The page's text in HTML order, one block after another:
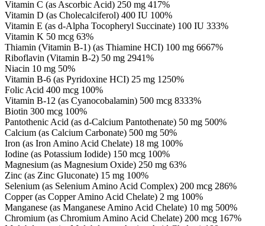
Vitamin C (as Ascorbic Acid) 250 mg 417%
Vitamin D (as Cholecalciferol) 400 IU 100%
Vitamin E (as d-Alpha Tocopheryl Succinate) 100 IU 333%
Vitamin K 50 mcg 63%
Thiamin (Vitamin B-1) (as Thiamine HCI) 100 mg 6667%
Riboflavin (Vitamin B-2) 50 mg 2941%
Niacin 10 mg 50%
Vitamin B-6 (as Pyridoxine HCI) 25 mg 1250%
Folic Acid 400 mcg 100%
Vitamin B-12 (as Cyanocobalamin) 500 mcg 8333%
Biotin 300 mcg 100%
Pantothenic Acid (as d-Calcium Pantothenate) 50 mg 500%
Calcium (as Calcium Carbonate) 500 mg 50%
Iron (as Iron Amino Acid Chelate) 18 mg 100%
Iodine (as Potassium Iodide) 150 mcg 100%
Magnesium (as Magnesium Oxide) 250 mg 63%
Zinc (as Zinc Gluconate) 15 mg 100%
Selenium (as Selenium Amino Acid Complex) 200 mcg 286%
Copper (as Copper Amino Acid Chelate) 2 mg 100%
Manganese (as Manganese Amino Acid Chelate) 10 mg 500%
Chromium (as Chromium Amino Acid Chelate) 200 mcg 167%